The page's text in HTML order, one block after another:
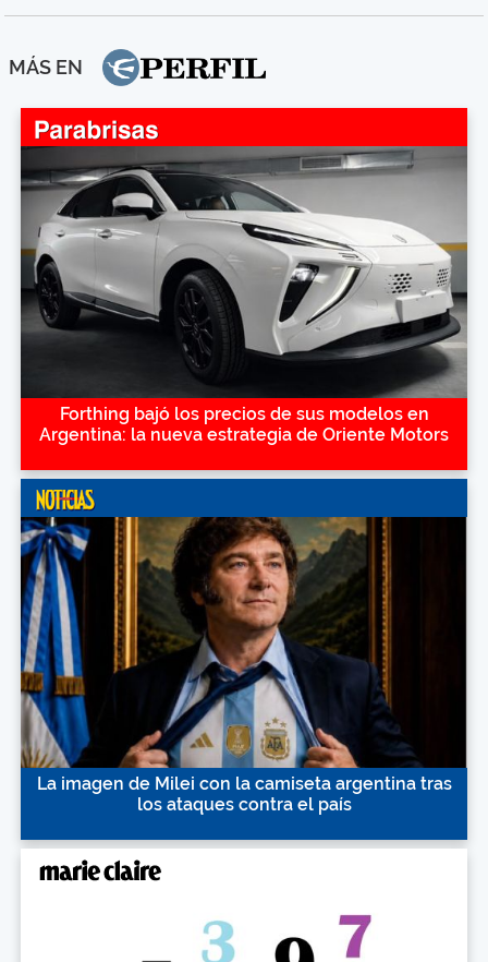
MÁS EN
Forthing bajó los precios de sus modelos en
Argentina: la nueva estrategia de Oriente Motors
La imagen de Milei con la camiseta argentina tras
los ataques contra el país